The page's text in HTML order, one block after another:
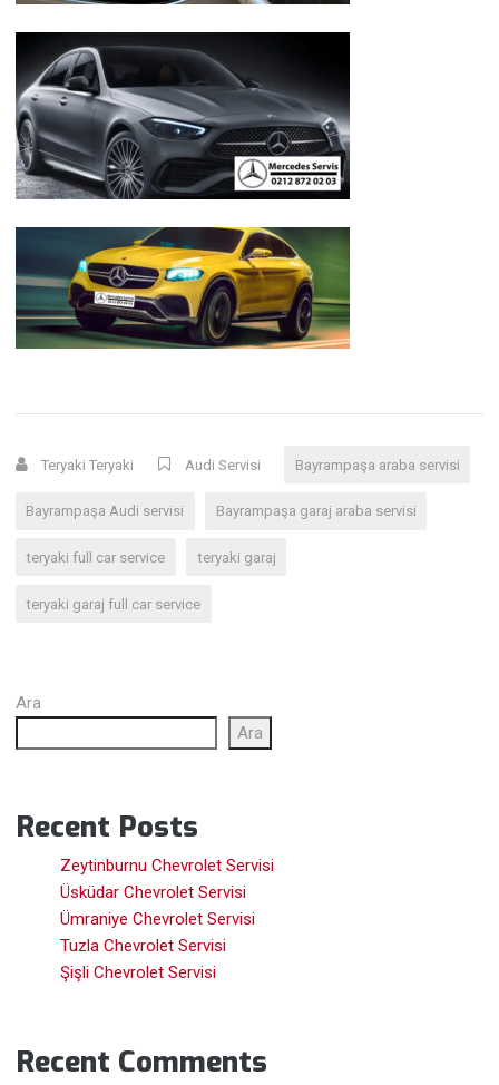
Teryaki Teryaki Audi Servisi Bayrampaşa araba servisi
Bayrampaşa Audi servisi Bayrampaşa garaj araba servisi
teryaki full car service teryaki garaj
teryaki garaj full car service
Ara
Ara
Recent Posts
Zeytinburnu Chevrolet Servisi
Üsküdar Chevrolet Servisi
Ümraniye Chevrolet Servisi
Tuzla Chevrolet Servisi
Şişli Chevrolet Servisi
Recent Comments